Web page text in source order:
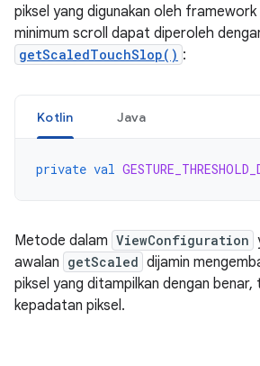
piksel yang digunakan oleh framework
minimum scroll dapat diperoleh
getScaledTouchSlop() :
Kotlin Java
private val
Metode dalam ViewConfiguration
awalan getScaled dijamin
piksel yang ditampilkan dengan
kepadatan piksel.